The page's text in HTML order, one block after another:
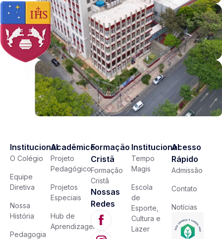
Institucional
O Colégio
Equipe
Diretiva
Nossa
História
Pedagogia
Acadêmico
Projeto
Pedagógico
Projetos
Especiais
Hub de
Aprendizagem
Formação
Cristã
Formação
Cristã
Nossas
Redes
Institucional
Tempo
Magis
Escola
de
Esporte,
Cultura e
Lazer
Acesso
Rápido
Admissão
Contato
Notícias